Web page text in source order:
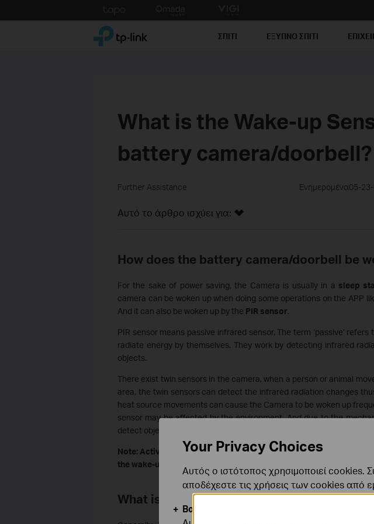
to
TP-Link, Reliably Smart ΣΠΙΤΙ ΕΞΥΠΝΟ ΣΠΙΤΙ
What is the Wake-up
battery camera/doorbell?
Further Assistance Ενημερομένα05-
Αυτό το άρθρο ισχύει για:
How does the battery camera/doorbell be
For the sake of power saving, the Camera is usually in a sleep
camera can be woken up when doing some operations on the APP
And it can also be woken up by the PIR sensor.
PIR sensor means passive infrared sensor. The term ‘passive’
radiate energy by themselves. They work by detecting infrared
objects.
There exist twin sensors in the camera, when a person or animal
area, the twin sensors can detect the infrared radiation changes
heat source movements can cause the Camera to be woken up
sensor may be affected by the environment. And due to the
detect objects moving directly towards the camera to some extent.
Note: Activity Zones or Privacy Zones won’t affect the PIR
the wake-up times.
What is Wake-up Sensitivity？
Your Privacy Choices
Αυτός ο ιστότοπος χρησιμοποιεί cookies.
αποδέχεστε τις χρήσεις των cookies από
Βασικά Cookies